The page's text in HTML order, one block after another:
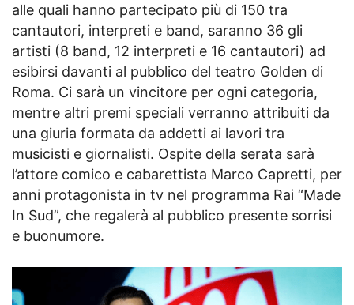
alle quali hanno partecipato più di 150 tra
cantautori, interpreti e band, saranno 36 gli
artisti (8 band, 12 interpreti e 16 cantautori) ad
esibirsi davanti al pubblico del teatro Golden di
Roma. Ci sarà un vincitore per ogni categoria,
mentre altri premi speciali verranno attribuiti da
una giuria formata da addetti ai lavori tra
musicisti e giornalisti. Ospite della serata sarà
l’attore comico e cabarettista Marco Capretti, per
anni protagonista in tv nel programma Rai “Made
In Sud”, che regalerà al pubblico presente sorrisi
e buonumore.